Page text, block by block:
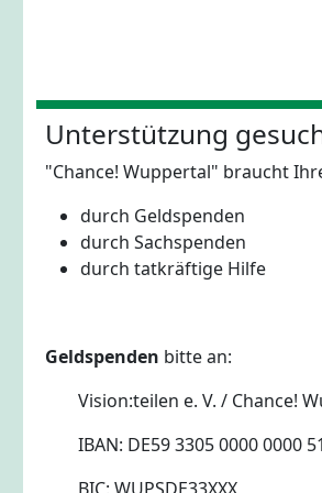
Unterstützung
"Chance! Wuppertal" braucht
durch Geldspenden
durch Sachspenden
durch tatkräftige Hilfe
Geldspenden bitte an:
Vision:teilen e. V. / Chance!
IBAN: DE59 3305 0000 0000